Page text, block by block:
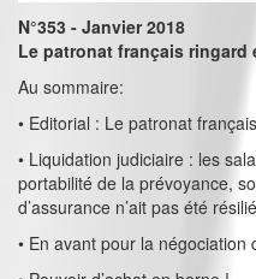
N°353 - Janvier 2018
Le patronat français ringard
Au sommaire:
• Editorial : Le patronat
• Liquidation judiciaire : les
portabilité de la prévoyance,
d’assurance n’ait pas été résilié
• En avant pour la